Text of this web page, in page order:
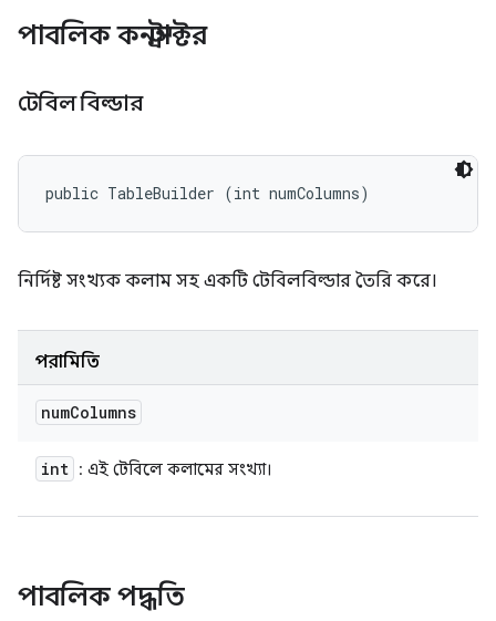
পাবলিক কনস্ট্রাক্টর
টেবিল বিল্ডার
public TableBuilder (int numColumns)
নির্দিষ্ট সংখ্যক কলাম সহ একটি টেবিলবিল্ডার তৈরি করে।
পরামিতি
numColumns
int : এই টেবিলে কলামের সংখ্যা।
পাবলিক পদ্ধতি